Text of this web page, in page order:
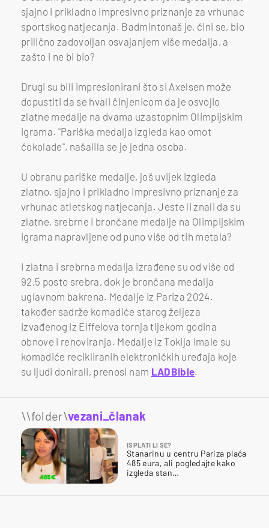
sjajno i prikladno impresivno priznanje za vrhunac
sportskog natjecanja. Badmintonaš je, čini se, bio
prilično zadovoljan osvajanjem više medalja, a
zašto i ne bi bio?
Drugi su bili impresionirani što si Axelsen može
dopustiti da se hvali činjenicom da je osvojio
zlatne medalje na dvama uzastopnim Olimpijskim
igrama. "Pariška medalja izgleda kao omot
čokolade", našalila se je jedna osoba.
U obranu pariške medalje, još uvijek izgleda
zlatno, sjajno i prikladno impresivno priznanje za
vrhunac atletskog natjecanja. Jeste li znali da su
zlatne, srebrne i brončane medalje na Olimpijskim
igrama napravljene od puno više od tih metala?
I zlatna i srebrna medalja izrađene su od više od
92,5 posto srebra, dok je brončana medalja
uglavnom bakrena. Medalje iz Pariza 2024.
također sadrže komadiće starog željeza
izvađenog iz Eiffelova tornja tijekom godina
obnove i renoviranja. Medalje iz Tokija imale su
komadiće recikliranih elektroničkih uređaja koje
su ljudi donirali, prenosi nam LADBible.
\\folder\vezani_članak
ISPLATI LI SE?
Stanarinu u centru Pariza plaća
485 eura, ali pogledajte kako
izgleda stan…